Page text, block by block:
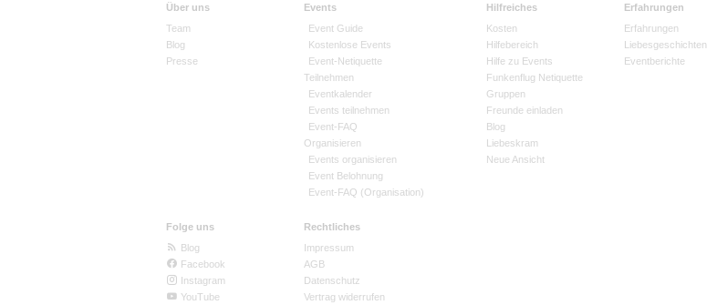
Über uns
Team
Blog
Presse
Events
Event Guide
Kostenlose Events
Event-Netiquette
Teilnehmen
Eventkalender
Events teilnehmen
Event-FAQ
Organisieren
Events organisieren
Event Belohnung
Event-FAQ (Organisation)
Hilfreiches
Kosten
Hilfebereich
Hilfe zu Events
Funkenflug Netiquette
Gruppen
Freunde einladen
Blog
Liebeskram
Neue Ansicht
Erfahrungen
Erfahrungen
Liebesgeschichten
Eventberichte
Folge uns
Blog
Facebook
Instagram
YouTube
Rechtliches
Impressum
AGB
Datenschutz
Vertrag widerrufen